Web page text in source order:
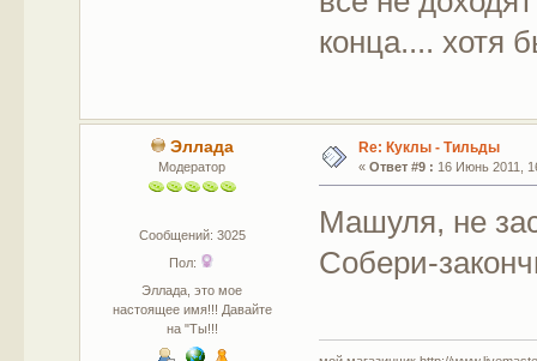
конца.... хотя
Эллада
Модератор
Сообщений: 3025
Пол:
Эллада, это мое
настоящее имя!!! Давайте
на "Ты!!!
Re: Куклы - Тильды
« Ответ #9 : 16 Июнь 2011,
Машуля, не
Собери-